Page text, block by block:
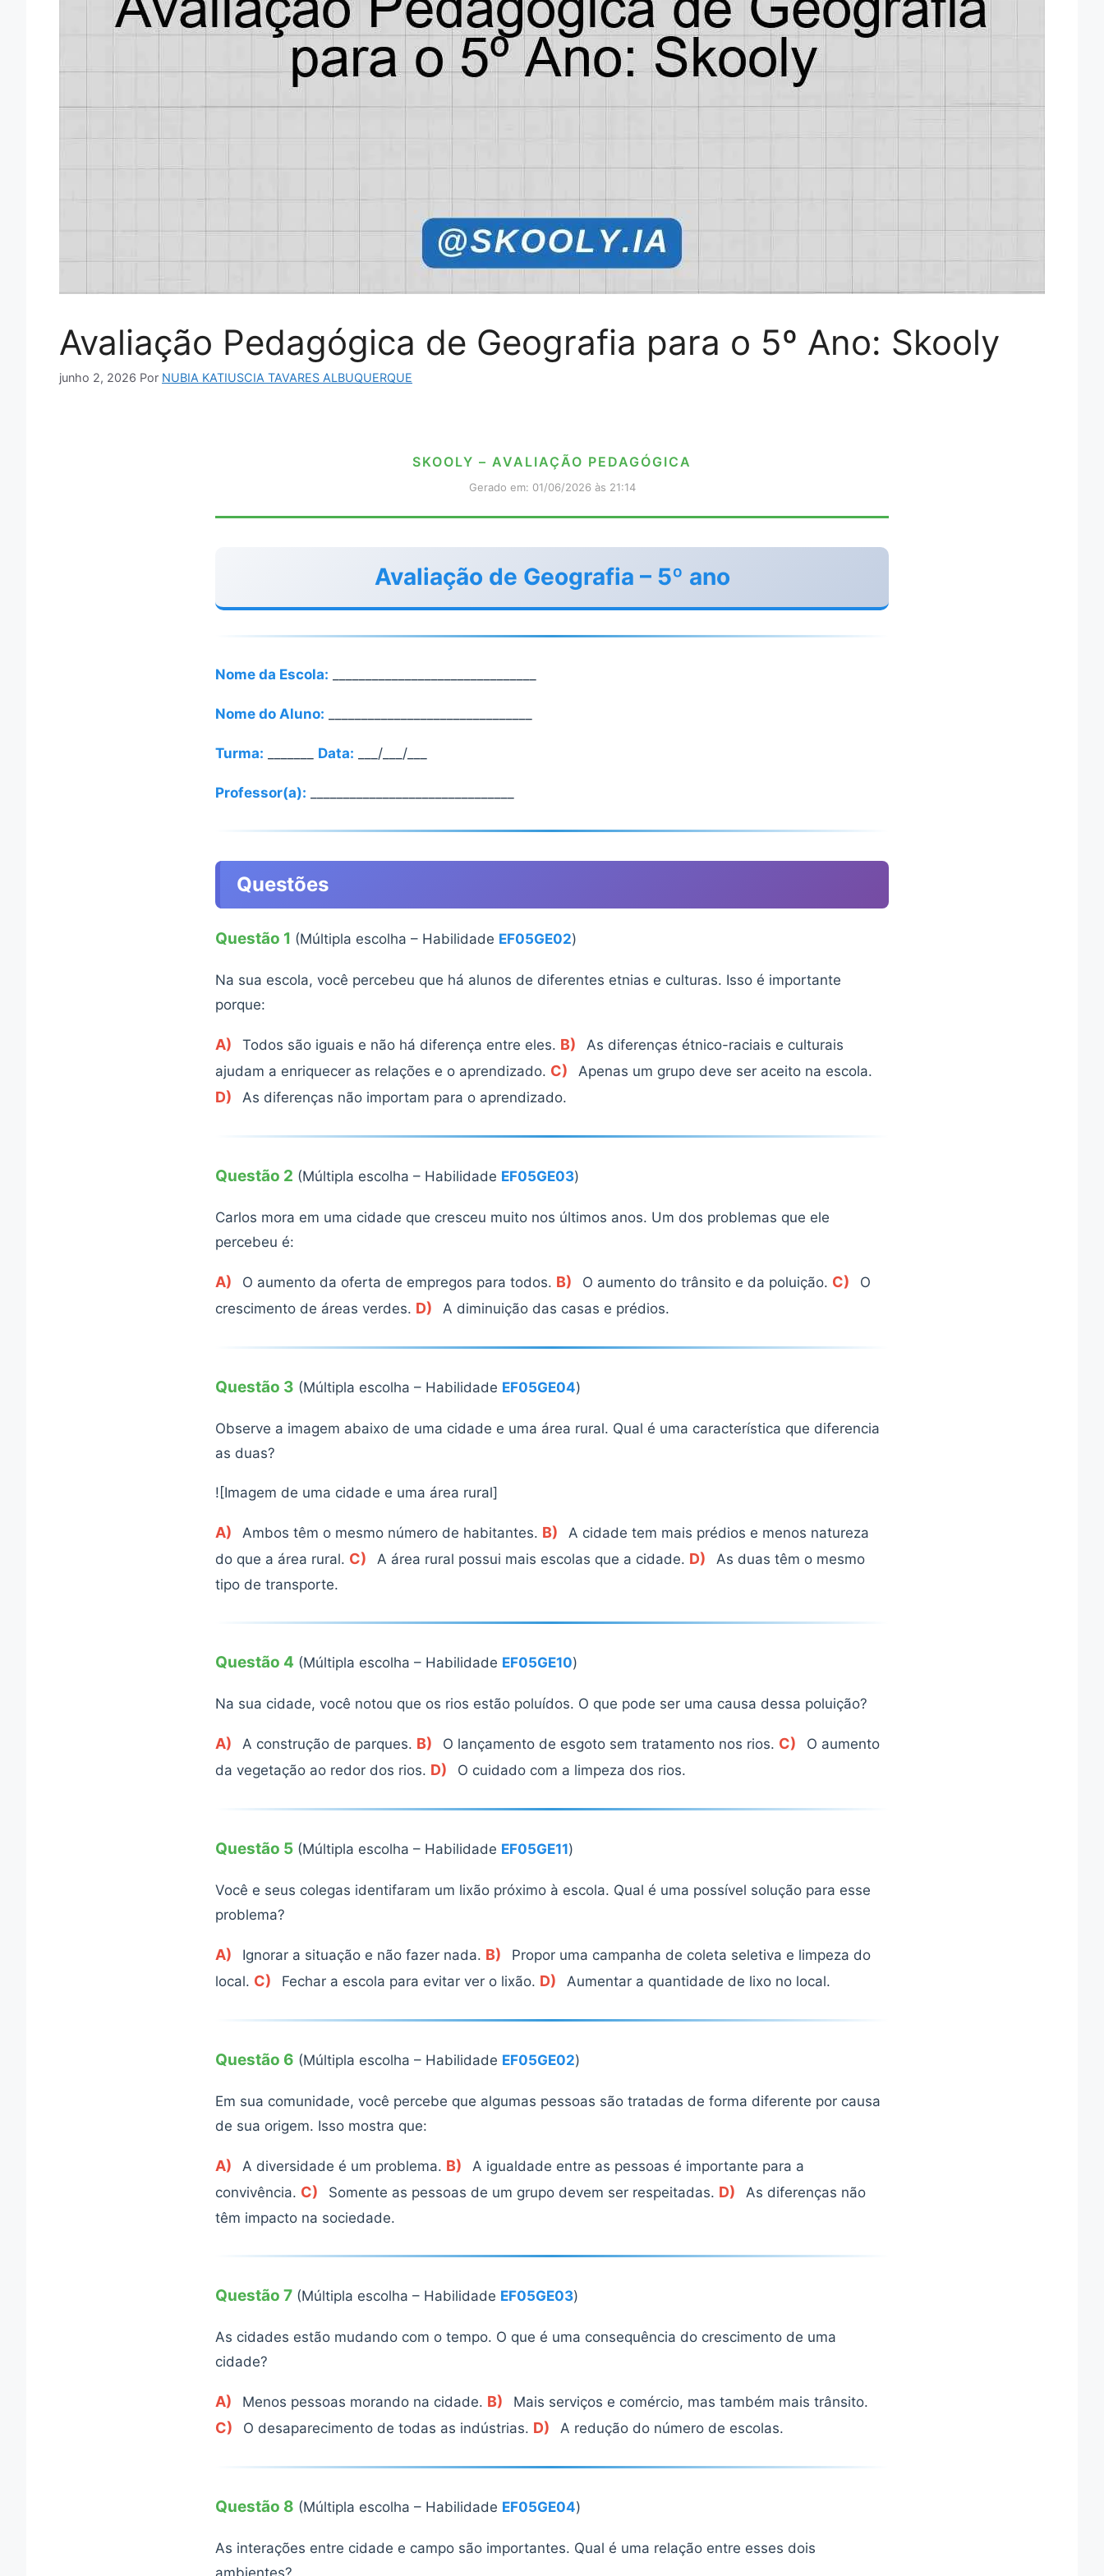
Avaliação Pedagógica de Geografia para o 5º Ano: Skooly
junho 2, 2026 Por NUBIA KATIUSCIA TAVARES ALBUQUERQUE
SKOOLY – AVALIAÇÃO PEDAGÓGICA
Gerado em: 01/06/2026 às 21:14
Avaliação de Geografia – 5º ano
Nome da Escola:
Nome do Aluno:
Turma: Data: ___/___/___
Professor(a):
Questões
Questão 1 (Múltipla escolha – Habilidade EF05GE02)
Na sua escola, você percebeu que há alunos de diferentes etnias e culturas. Isso é importante
porque:
A) Todos são iguais e não há diferença entre eles. B)
As diferenças étnico-raciais e culturais
ajudam a enriquecer as relações e o aprendizado. C) Apenas um grupo deve ser aceito na escola.
D) As diferenças não importam para o aprendizado.
Questão 2 (Múltipla escolha – Habilidade EF05GE03)
Carlos mora em uma cidade que cresceu muito nos últimos anos. Um dos problemas que ele
percebeu é:
A) O aumento da oferta de empregos para todos. B) O aumento do trânsito e da poluição. C)
O
crescimento de áreas verdes. D) A diminuição das casas e prédios.
Questão 3 (Múltipla escolha – Habilidade EF05GE04)
Observe a imagem abaixo de uma cidade e uma área rural. Qual é uma característica que diferencia
as duas?
![Imagem de uma cidade e uma área rural]
A) Ambos têm o mesmo número de habitantes. B)
A cidade tem mais prédios e menos natureza
do que a área rural. C) A área rural possui mais escolas que a cidade. D)
As duas têm o mesmo
tipo de transporte.
Questão 4 (Múltipla escolha – Habilidade EF05GE10)
Na sua cidade, você notou que os rios estão poluídos. O que pode ser uma causa dessa poluição?
A) A construção de parques. B) O lançamento de esgoto sem tratamento nos rios. C)
O aumento
da vegetação ao redor dos rios. D) O cuidado com a limpeza dos rios.
Questão 5 (Múltipla escolha – Habilidade EF05GE11)
Você e seus colegas identifaram um lixão próximo à escola. Qual é uma possível solução para esse
problema?
A) Ignorar a situação e não fazer nada. B)
Propor uma campanha de coleta seletiva e limpeza do
local. C) Fechar a escola para evitar ver o lixão. D) Aumentar a quantidade de lixo no local.
Questão 6 (Múltipla escolha – Habilidade EF05GE02)
Em sua comunidade, você percebe que algumas pessoas são tratadas de forma diferente por causa
de sua origem. Isso mostra que:
A) A diversidade é um problema. B)
A igualdade entre as pessoas é importante para a
convivência. C) Somente as pessoas de um grupo devem ser respeitadas. D)
As diferenças não
têm impacto na sociedade.
Questão 7 (Múltipla escolha – Habilidade EF05GE03)
As cidades estão mudando com o tempo. O que é uma consequência do crescimento de uma
cidade?
A) Menos pessoas morando na cidade. B) Mais serviços e comércio, mas também mais trânsito.
C) O desaparecimento de todas as indústrias. D) A redução do número de escolas.
Questão 8 (Múltipla escolha – Habilidade EF05GE04)
As interações entre cidade e campo são importantes. Qual é uma relação entre esses dois